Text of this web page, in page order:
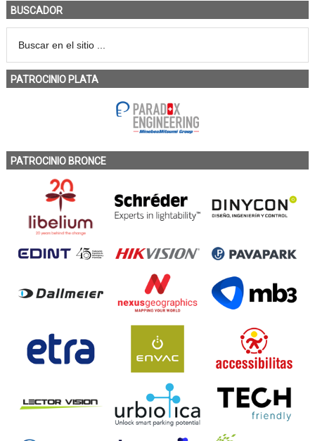
BUSCADOR
PATROCINIO PLATA
PATROCINIO BRONCE